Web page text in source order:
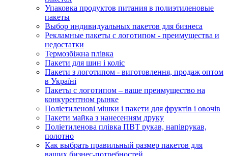
Упаковка продуктов питания в полиэтиленовые
пакеты
Выбор индивидуальных пакетов для бизнеса
Рекламные пакеты с логотипом - преимущества и
недостатки
Термозбіжна плівка
Пакети для шин і коліс
Пакети з логотипом - виготовлення, продаж оптом
в Україні
Пакеты с логотипом – ваше преимущество на
конкурентном рынке
Поліетиленові мішки і пакети для фруктів і овочів
Пакети майка з нанесенням друку
Поліетиленова плівка ПВТ рукав, напіврукав,
полотно
Как выбрать правильный размер пакетов для
ваших бизнес-потребностей